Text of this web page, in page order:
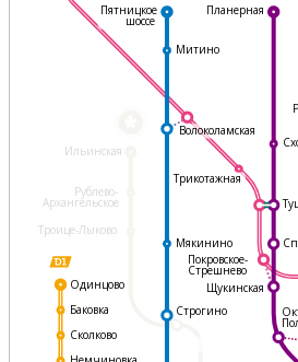
Ильинская
Рублево-
Архангельское
Троице-Лыково
Трикотажная
Волоколамская
Мякинино
Строгино
Митино
Одинцово
Баковка
Сколково
Пятницкое
шоссе
Планерная
Щукинская
Покровское-
Стрешнево